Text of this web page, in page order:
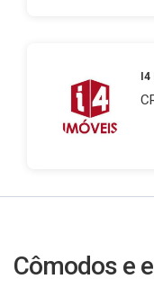
Cômodos e